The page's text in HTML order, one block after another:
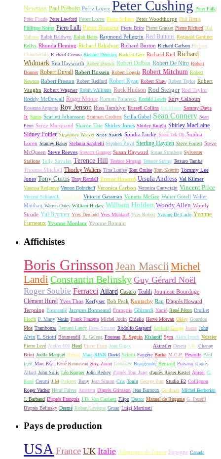
Newman Paul Préboist Perry Lopez Peter Cushing Peter Falk
Peter Fonda Peter Lawford Peter Lorre Peter Sellers Peter Woodthorpe Phil Harris
Philippe Noiret Piero Lulli Pierre Brasseur Pierre Brice Pierre Grasset Pierre Richard Raf
Vallone Ralph Baldwyn Ralph Bates Raymond Pellegrin Red Buttons Reginald Gardiner
Rellys Rhonda Fleming Richard Bakalyan Richard Burton Richard Carlson Richard
Chamberlain Richard Crenna Richard Denning Richard Gere Richard Kiel Richard
Widmark Rita Hayworth Robert Brown Robert Dalban Robert De Niro Robert
Donner Robert Duvall Robert Hossein Robert Loggia Robert Mitchum Robert
Newton Robert Preston Robert Redford Robert Ryan Robert Shaw Robert Taylor Robert
Vaughn Robert Wagner Robin Williams Rock Hudson Rod Steiger Rod Taylor
Roddy McDowall Roger Moore Roman Polanski Ronald Lewis Rory Calhoun
Rosanna Arquette Roy Jenson Russ Tamblyn Russell Collins Sal Mineo Sammy Davis
Jr. Santo Scarlett Johansson Scatman Crothers Scilla Gabel Sean Connery Sean
Penn Serge Marquand Sharon Tate Shirley Jones Shirley Knight Shirley MacLaine
Sidney Poitier Sigourney Weaver Sissy Spacek Sondra Locke Soon-Tek Oh Sophia
Loren Stanley Baker Stefania Sandrelli Stephen Boyd Sterling Hayden Steve Forrest Steve
McQueen Steve Reeves Stewart Granger Susan Hayward Susan Strasberg Sylvester
Stallone Telly Savalas Terence Hill Terence Morgan Terence Stamp Tetsuro Tamba
Thomas Mitchell Thorley Walters Tina Louise Tom Cruise Tom Skerritt Tommy Lee
Jones Tony Curtis Tony Randall Trevor Howard Ursula Andress Val Kilmer
Vanessa Redgrave Vernon Dobtcheff Veronica Carlson Veronica Cartwright Vincent Price
Vincent Schiavelli Virna Lisi Vittorio Gassman Vonetta McGee Walter Gotell Walter
Matthau Warren Oates William Hickey William Holden Woody Allen Woody
Strode Yul Brynner Yves Deniaud Yves Montand Yves Robert Yvonne De Carlo Yvonne
Furneaux Yvonne Monlaur Yvonne Romain
Affichistes
Boris Grinsson Jean Mascii Michel
Landi Constantin Belinsky Guy Gérard Noël
Roger Soubie Ferracci Allard Casaro Tealdi Jouineau Bourduge
Clément Hurel Yves Thos Kerfyser Bob Peak Koutachy Rau D'après Howard
Terpning Fourastié Jacques Bonneaud François Ghirardi Xarrié René Péron Druillet
Floc'h P. Marty Venin Frank Frazetta Michel Jouin Ciriello Hervé Morvan Okley Gourdon
Mos Trambouze Bernard Lancy Drew Struzan Rodolfo Gasparri Savkoff Googe Joann John
Alvin E. Sciotti Boumendil R. Geleng Fouteau R. Seguin Kislaroff Sym Alain Lynch Vaissier
Pierre Levé Atelier 606 Head Pierre Etaix Jean Gigax Akinstler Deseta J.B.
Chanay
Brini Joëlle Marquet Brénot Mara RINN David Sciotti Faugère Bacha M.C.P. Peyrolle Paul
Igert Marc Réal René Renneteau Siry Zoran Gonzalez Beaugendre Bertrand Piovano d'après
Allard John Solie Léo Kouper John Berkey d'après Tom Jung d'après Roger Kastel Amsel C.
René Cerutti J.M Politeer Bouy Jean Simon Cris Tonin George Barr Studio E2 Collignon
Roger Vacher Henri Faivre Arnstam D'après Grinsson Jean Barnoux Goldman Michel Berberian
J. Barbaud D'après François J.D. Van Caulaert Flipo Dastor Manuel de Rugama G. Pezeril
D'après Belinsky Desmé Robert Lévèque Gruau Luigi Martinati
Pays de production
USA France UK Italie Allemagne de l'ouest Espagne Canada